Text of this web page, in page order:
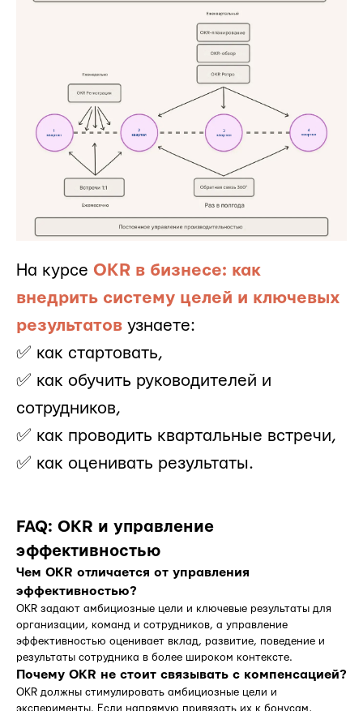
На курсе OKR в бизнесе: как
внедрить систему целей и ключевых
результатов узнаете:
✅ как стартовать,
✅ как обучить руководителей и
сотрудников,
✅ как проводить квартальные встречи,
✅ как оценивать результаты.
FAQ: OKR и управление
эффективностью
Чем OKR отличается от управления
эффективностью?
OKR задают амбициозные цели и ключевые результаты для
организации, команд и сотрудников, а управление
эффективностью оценивает вклад, развитие, поведение и
результаты сотрудника в более широком контексте.
Почему OKR не стоит связывать с компенсацией?
OKR должны стимулировать амбициозные цели и
эксперименты. Если напрямую привязать их к бонусам,